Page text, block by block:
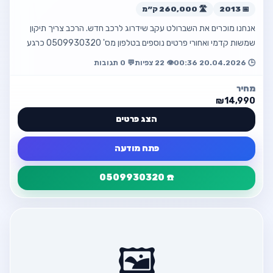
📅 2013 🛣️ 260,000 ק״מ
אנחנו מוכרים את השברולט עקב שידרוג לרכב חדש. הרכב צריך תיקון
שמשות קדמי ואחורי פרטים נוספים בטלפון מס' 0509930320 כרגע
ללא טסט שנתי יד שנייה ב…
🕒 20.04.2026 00:36 👁️ 22 צפיות 💬 0 תגובות
מחיר
₪14,990
הצג פרטים
פתח מודעה
☎️ 0509930320
🖼️